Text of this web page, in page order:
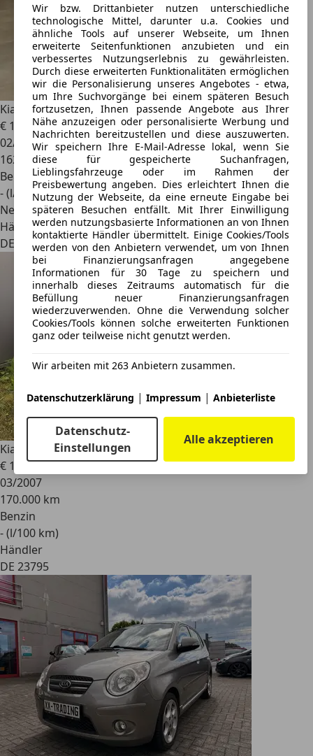
Wir bzw. Drittanbieter nutzen unterschiedliche
technologische Mittel, darunter u.a. Cookies und
ähnliche Tools auf unserer Webseite, um Ihnen
erweiterte Seitenfunktionen anzubieten und ein
verbessertes Nutzungserlebnis zu gewährleisten.
Durch diese erweiterten Funktionalitäten ermöglichen
wir die Personalisierung unseres Angebotes - etwa,
um Ihre Suchvorgänge bei einem späteren Besuch
fortzusetzen, Ihnen passende Angebote aus Ihrer
Nähe anzuzeigen oder personalisierte Werbung und
Nachrichten bereitzustellen und diese auszuwerten.
Wir speichern Ihre E-Mail-Adresse lokal, wenn Sie
diese für gespeicherte Suchanfragen,
Lieblingsfahrzeuge oder im Rahmen der
Preisbewertung angeben. Dies erleichtert Ihnen die
Nutzung der Webseite, da eine erneute Eingabe bei
späteren Besuchen entfällt. Mit Ihrer Einwilligung
werden nutzungsbasierte Informationen an von Ihnen
kontaktierte Händler übermittelt. Einige Cookies/Tools
werden von den Anbietern verwendet, um von Ihnen
bei Finanzierungsanfragen angegebene
Informationen für 30 Tage zu speichern und
innerhalb dieses Zeitraums automatisch für die
Befüllung neuer Finanzierungsanfragen
wiederzuverwenden. Ohne die Verwendung solcher
Cookies/Tools können solche erweiterten Funktionen
ganz oder teilweise nicht genutzt werden.
Wir arbeiten mit 263 Anbietern zusammen.
Datenschutzerklärung | Impressum | Anbieterliste
Datenschutz-
Einstellungen
Alle akzeptieren
Kia Picanto1.1 Start*Klima*Zahnriemen-Neu*
€ 1.950
02/2009
162.573 km
Benzin
- (l/100 km)
Neu
Händler
DE 12357
Kia Picanto1.1 LX*KLIMA*SO+WI-REIFEN+TÜV NEU
€ 1.990
03/2007
170.000 km
Benzin
- (l/100 km)
Händler
DE 23795